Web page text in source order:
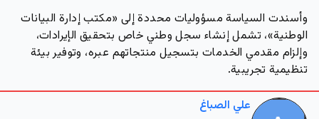
وأسندت السياسة مسؤوليات محددة إلى «مكتب إدارة البيانات
الوطنية»، تشمل إنشاء سجل وطني خاص بتحقيق الإيرادات،
وإلزام مقدمي الخدمات بتسجيل منتجاتهم عبره، وتوفير بيئة
تنظيمية تجريبية.
علي الصباغ